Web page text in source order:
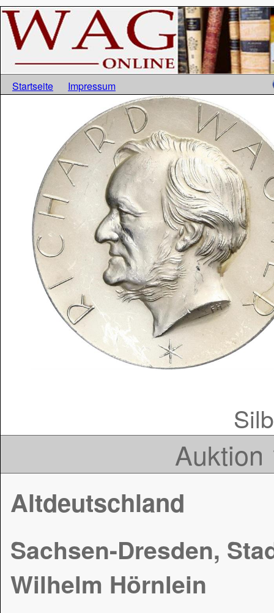
Startseite Impressum
Altdeutschland
Sachsen-Dresden,
Wilhelm Hörnlein